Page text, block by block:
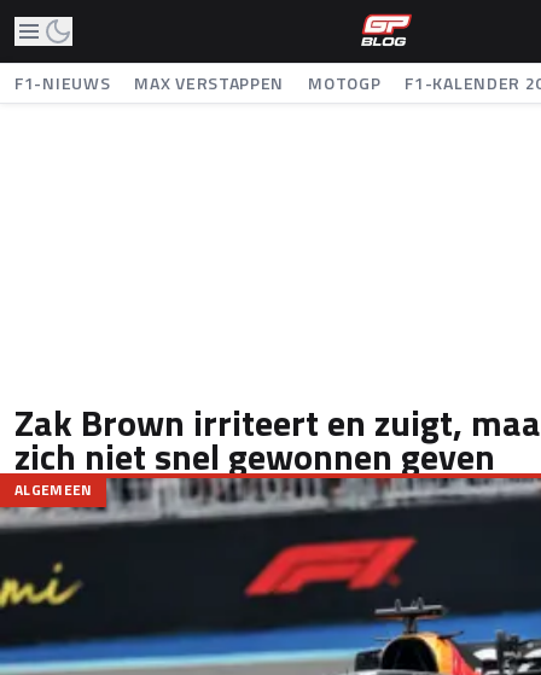
F1-NIEUWS MAX VERSTAPPEN MOTOGP F1-KALENDER
Zak Brown irriteert en zuigt,
zich niet snel gewonnen geven
ALGEMEEN